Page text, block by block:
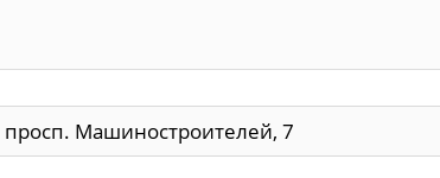
просп. Машиностроителей, 7